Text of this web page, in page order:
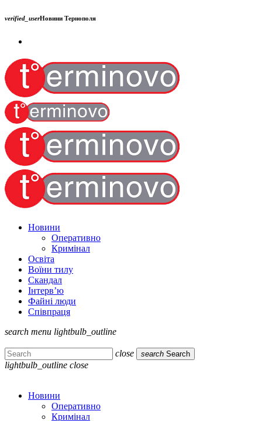
verified_userНовини Тернополя
Новини
Оперативно
Кримінал
Освіта
Воїни тилу
Скандал
Інтерв’ю
Файні люди
Співпраця
search menu lightbulb_outline
close search Search
lightbulb_outline close
Новини
Оперативно
Кримінал